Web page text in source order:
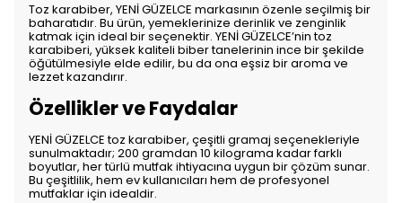
Toz karabiber, YENİ GÜZELCE markasının özenle seçilmiş bir
baharatıdır. Bu ürün, yemeklerinize derinlik ve zenginlik
katmak için ideal bir seçenektir. YENİ GÜZELCE’nin toz
karabiberi, yüksek kaliteli biber tanelerinin ince bir şekilde
öğütülmesiyle elde edilir, bu da ona eşsiz bir aroma ve
lezzet kazandırır.
Özellikler ve Faydalar
YENİ GÜZELCE toz karabiber, çeşitli gramaj seçenekleriyle
sunulmaktadır; 200 gramdan 10 kilograma kadar farklı
boyutlar, her türlü mutfak ihtiyacına uygun bir çözüm sunar.
Bu çeşitlilik, hem ev kullanıcıları hem de profesyonel
mutfaklar için idealdir.